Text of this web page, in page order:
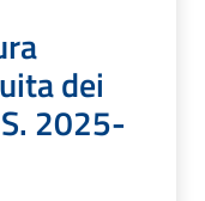
dei
2025-